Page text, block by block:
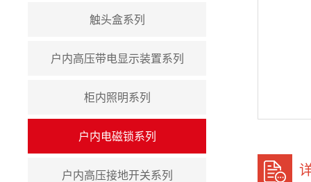
触头盒系列
户内高压带电显示装置系列
柜内照明系列
户内电磁锁系列
户内高压接地开关系列